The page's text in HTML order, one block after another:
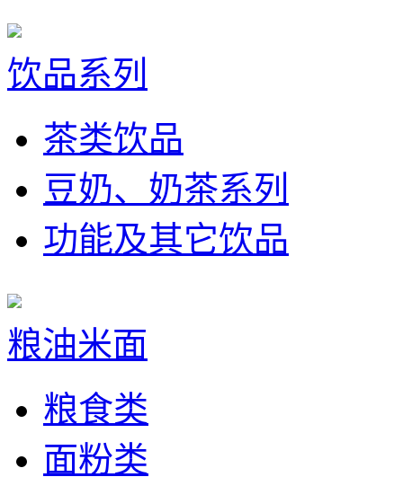
饮品系列
茶类饮品
豆奶、奶茶系列
功能及其它饮品
粮油米面
粮食类
面粉类